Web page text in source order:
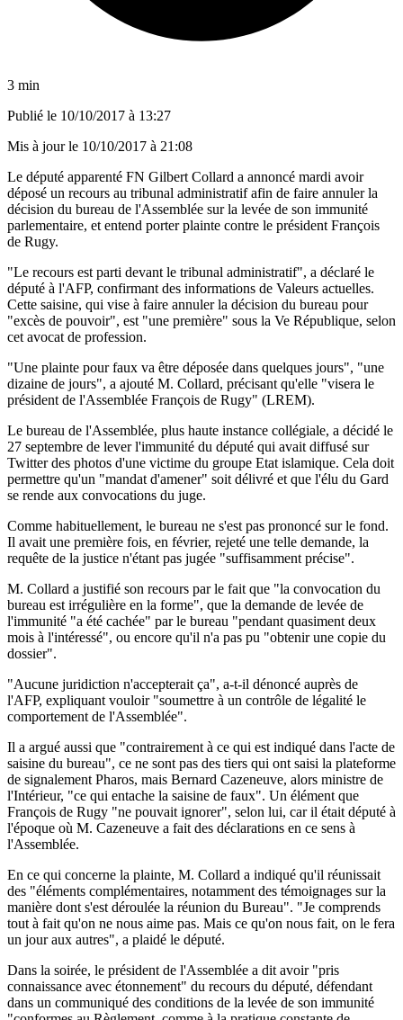
3 min
Publié le 10/10/2017 à 13:27
Mis à jour le 10/10/2017 à 21:08
Le député apparenté FN Gilbert Collard a annoncé mardi avoir
déposé un recours au tribunal administratif afin de faire annuler la
décision du bureau de l'Assemblée sur la levée de son immunité
parlementaire, et entend porter plainte contre le président François
de Rugy.
"Le recours est parti devant le tribunal administratif", a déclaré le
député à l'AFP, confirmant des informations de Valeurs actuelles.
Cette saisine, qui vise à faire annuler la décision du bureau pour
"excès de pouvoir", est "une première" sous la Ve République, selon
cet avocat de profession.
"Une plainte pour faux va être déposée dans quelques jours", "une
dizaine de jours", a ajouté M. Collard, précisant qu'elle "visera le
président de l'Assemblée François de Rugy" (LREM).
Le bureau de l'Assemblée, plus haute instance collégiale, a décidé le
27 septembre de lever l'immunité du député qui avait diffusé sur
Twitter des photos d'une victime du groupe Etat islamique. Cela doit
permettre qu'un "mandat d'amener" soit délivré et que l'élu du Gard
se rende aux convocations du juge.
Comme habituellement, le bureau ne s'est pas prononcé sur le fond.
Il avait une première fois, en février, rejeté une telle demande, la
requête de la justice n'étant pas jugée "suffisamment précise".
M. Collard a justifié son recours par le fait que "la convocation du
bureau est irrégulière en la forme", que la demande de levée de
l'immunité "a été cachée" par le bureau "pendant quasiment deux
mois à l'intéressé", ou encore qu'il n'a pas pu "obtenir une copie du
dossier".
"Aucune juridiction n'accepterait ça", a-t-il dénoncé auprès de
l'AFP, expliquant vouloir "soumettre à un contrôle de légalité le
comportement de l'Assemblée".
Il a argué aussi que "contrairement à ce qui est indiqué dans l'acte de
saisine du bureau", ce ne sont pas des tiers qui ont saisi la plateforme
de signalement Pharos, mais Bernard Cazeneuve, alors ministre de
l'Intérieur, "ce qui entache la saisine de faux". Un élément que
François de Rugy "ne pouvait ignorer", selon lui, car il était député à
l'époque où M. Cazeneuve a fait des déclarations en ce sens à
l'Assemblée.
En ce qui concerne la plainte, M. Collard a indiqué qu'il réunissait
des "éléments complémentaires, notamment des témoignages sur la
manière dont s'est déroulée la réunion du Bureau". "Je comprends
tout à fait qu'on ne nous aime pas. Mais ce qu'on nous fait, on le fera
un jour aux autres", a plaidé le député.
Dans la soirée, le président de l'Assemblée a dit avoir "pris
connaissance avec étonnement" du recours du député, défendant
dans un communiqué des conditions de la levée de son immunité